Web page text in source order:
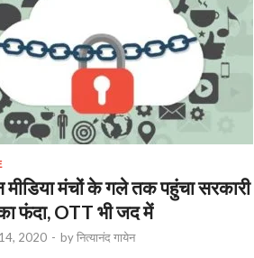
मंचों के गले तक पहुंचा सरकारी
का फंदा, OTT भी जद में
2020 - byनित्यानंद गायेन